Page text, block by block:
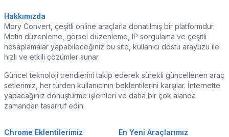
Hakkımızda
Mory Convert, çeşitli online araçlarla donatılmış bir platformdur.
Metin düzenleme, görsel düzenleme, IP sorgulama ve çeşitli
hesaplamalar yapabileceğiniz bu site, kullanıcı dostu arayüzü ile
hızlı ve etkili çözümler sunar.
Güncel teknoloji trendlerini takip ederek sürekli güncellenen araç
setlerimiz, her türden kullanıcının beklentilerini karşılar. İnternette
yapacağınız dönüştürme işlemleri ve daha bir çok alanda
zamandan tasarruf edin.
Chrome Eklentilerimiz
En Yeni Araçlarımız